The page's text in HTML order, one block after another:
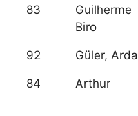
83
Guilherme
Biro
92 Güler, Arda
84 Arthur